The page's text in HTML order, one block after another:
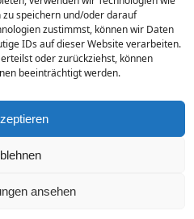
speichern und/oder darauf
zustimmst, können wir Daten
IDs auf dieser Website verarbeiten.
oder zurückziehst, können
beeinträchtigt werden.
ansehen